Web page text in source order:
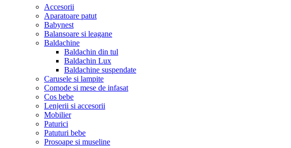
Accesorii
Aparatoare patut
Babynest
Balansoare si leagane
Baldachine
Baldachin din tul
Baldachin Lux
Baldachine suspendate
Carusele si lampite
Comode si mese de infasat
Cos bebe
Lenjerii si accesorii
Mobilier
Paturici
Patuturi bebe
Prosoape si museline